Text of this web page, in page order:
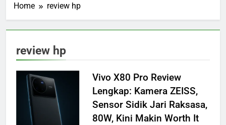
Home review hp
review hp
Vivo X80 Pro Review
Lengkap: Kamera ZEISS,
Sensor Sidik Jari Raksasa,
80W, Kini Makin Worth It